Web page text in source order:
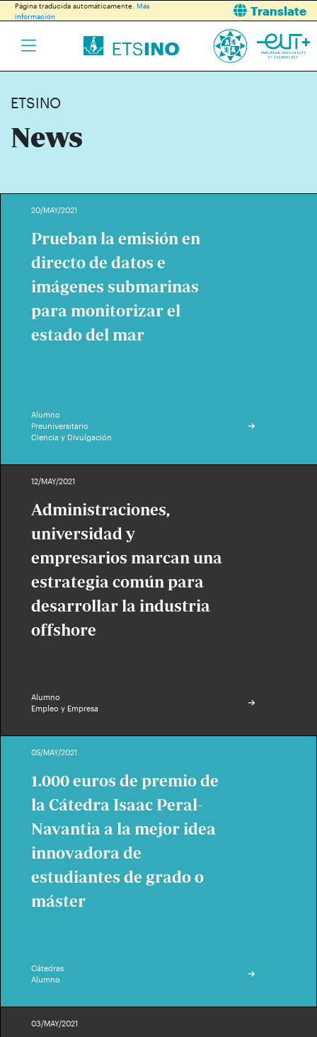
Página traducida automáticamente. Más
información
Translate
ETSINO
News
20/MAY/2021
Prueban la emisión en
directo de datos e
imágenes submarinas
para monitorizar el
estado del mar
Alumno
Preuniversitario
Ciencia y Divulgación
12/MAY/2021
Administraciones,
universidad y
empresarios marcan una
estrategia común para
desarrollar la industria
offshore
Alumno
Empleo y Empresa
05/MAY/2021
1.000 euros de premio de
la Cátedra Isaac Peral-
Navantia a la mejor idea
innovadora de
estudiantes de grado o
máster
Cátedras
Alumno
03/MAY/2021